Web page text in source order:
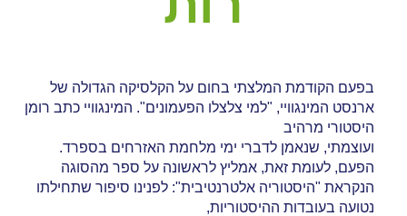
בפעם הקודמת המלצתי בחום על הקלסיקה הגדולה של
ארנסט המינגוויי, "למי צלצלו הפעמונים". המינגוויי כתב רומן
היסטורי מרהיב
ועוצמתי, שנאמן לדברי ימי מלחמת האזרחים בספרד.
הפעם, לעומת זאת, אמליץ לראשונה על ספר מהסוגה
הנקראת "היסטוריה אלטרנטיבית": לפנינו סיפור שתחילתו
נטועה בעובדות ההיסטוריות,